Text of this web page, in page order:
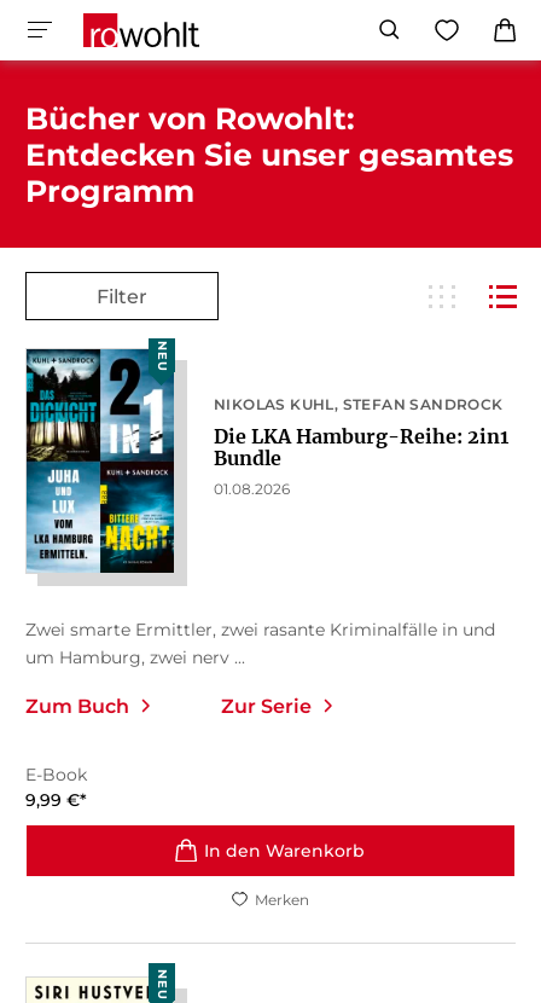
Bücher von Rowohlt:
Entdecken Sie unser gesamtes
Programm
Filter
NEU
NIKOLAS KUHL STEFAN SANDROCK
Die LKA Hamburg-Reihe: 2in1
Bundle
01.08.2026
Zwei smarte Ermittler, zwei rasante Kriminalfälle in und
um Hamburg, zwei nerv ...
Zum Buch Zur Serie
E-Book
9,99 €*
In den Warenkorb
Merken
NEU